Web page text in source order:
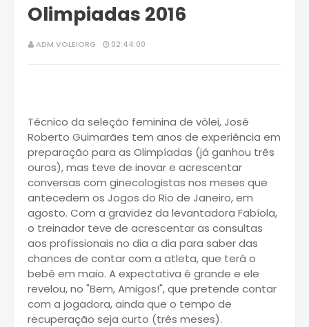
Olimpiadas 2016
ADM VOLEIORG 02:44:00
Técnico da seleção feminina de vôlei, José
Roberto Guimarães tem anos de experiência em
preparação para as Olimpíadas (já ganhou três
ouros), mas teve de inovar e acrescentar
conversas com ginecologistas nos meses que
antecedem os Jogos do Rio de Janeiro, em
agosto. Com a gravidez da levantadora Fabíola,
o treinador teve de acrescentar as consultas
aos profissionais no dia a dia para saber das
chances de contar com a atleta, que terá o
bebê em maio. A expectativa é grande e ele
revelou, no "Bem, Amigos!", que pretende contar
com a jogadora, ainda que o tempo de
recuperação seja curto (três meses).